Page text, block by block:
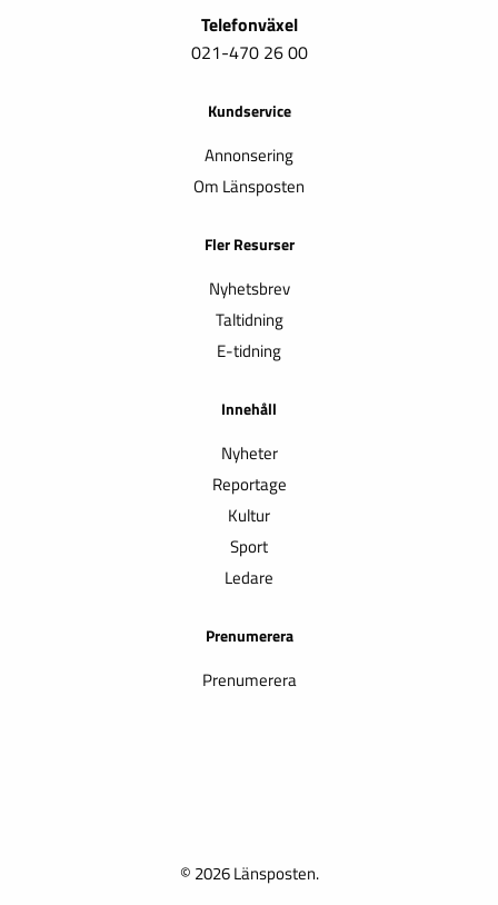
Telefonväxel
021-470 26 00
Kundservice
Annonsering
Om Länsposten
Fler Resurser
Nyhetsbrev
Taltidning
E-tidning
Innehåll
Nyheter
Reportage
Kultur
Sport
Ledare
Prenumerera
Prenumerera
© 2026 Länsposten.